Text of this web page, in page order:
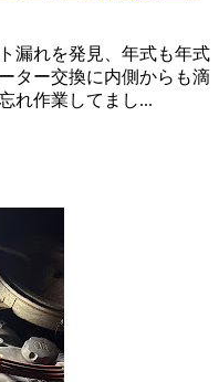
漏れを発見、年式も年式
ター交換に内側からも滴
れ作業してまし...